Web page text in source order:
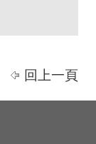
回上一頁